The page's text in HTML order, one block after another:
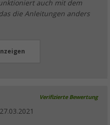
auch mit dem
die Anleitungen anders
Verifizierte Bewertung
27.03.2021